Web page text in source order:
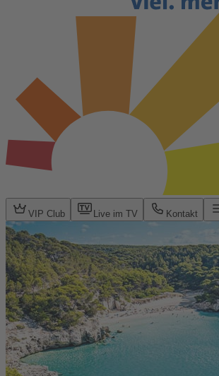
VIP Club Live im TV Kontakt